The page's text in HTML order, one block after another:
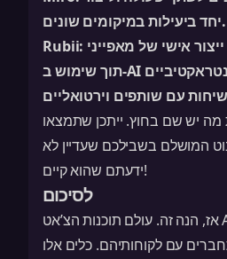
יחד ביעילות במיקומים שונים.
Rubii:
תוך שימוש ב-AI ליצירת סיפורים אינטראקטיביים
מה יש שם בחוץ. ייתכן שתמצאו
המושלם בשבילכם שעדיין לא
ידעתם שהוא קיים!
לסיכום
אז, הנה זה. עולם תוכנות הצ’אט AI פורח ומשתנה
עם לקוחותיהם. כלים אלו